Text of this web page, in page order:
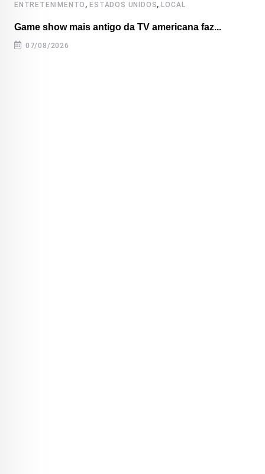
ENTRETENIMENTO ,ESTADOS UNIDOS,LOCAL
Game show mais antigo da TV americana faz...
07/08/2026